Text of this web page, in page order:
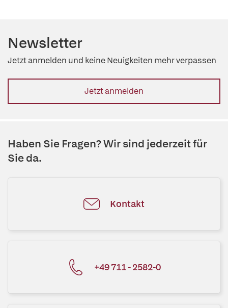
Newsletter
Jetzt anmelden und keine Neuigkeiten mehr verpassen
Jetzt anmelden
Haben Sie Fragen? Wir sind jederzeit für
Sie da.
Kontakt
+49 711 - 2582-0